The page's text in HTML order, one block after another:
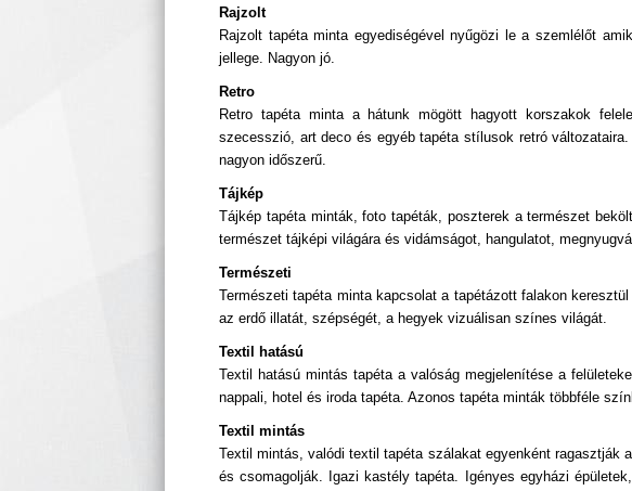
Rajzolt
Rajzolt tapéta minta egyediségével nyűgözi le a szemlélőt
jellege. Nagyon jó.
Retro
Retro tapéta minta a hátunk mögött hagyott korszakok
szecesszió, art deco és egyéb tapéta stílusok retró
nagyon időszerű.
Tájkép
Tájkép tapéta minták, foto tapéták, poszterek a természet
természet tájképi világára és vidámságot, hangulatot,
Természeti
Természeti tapéta minta kapcsolat a tapétázott falakon
az erdő illatát, szépségét, a hegyek vizuálisan színes világát.
Textil hatású
Textil hatású mintás tapéta a valóság megjelenítése a
nappali, hotel és iroda tapéta. Azonos tapéta minták többféle
Textil mintás
Textil mintás, valódi textil tapéta szálakat egyenként ragasztják
és csomagolják. Igazi kastély tapéta. Igényes egyházi